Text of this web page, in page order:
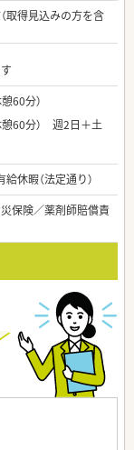
取得見込みの方を含
60分）
60分） 週2日＋土
休暇（法定通り）
保険／薬剤師賠償責